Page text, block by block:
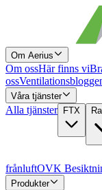
Om Aerius
Om ossHär finns vi
oss
Våra tjänster
Alla tjänster FTX
frånluftOVK
Produkter